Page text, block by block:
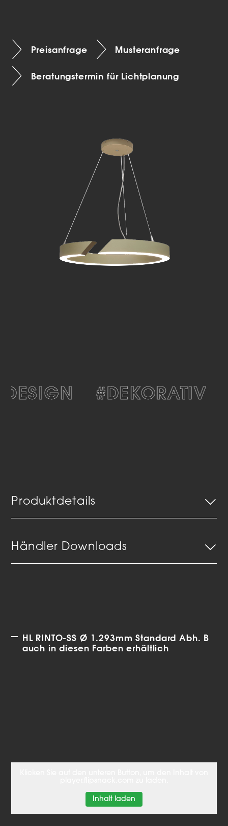
Preisanfrage Musteranfrage
Beratungstermin für Lichtplanung
#DEKORATIV
Produktdetails
Händler Downloads
HL RINTO-SS Ø 1.293mm Standard Abh. B
auch in diesen Farben erhältlich
Inhalt laden